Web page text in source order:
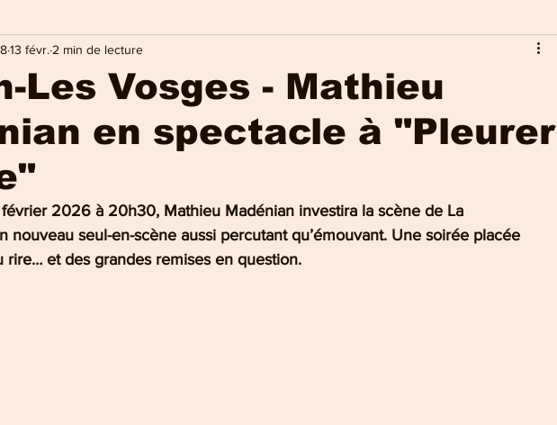
Dommartin Vecoux
Vosges Sports en vosges Mirecourt Culture en vosges Gérardmer
Les Vosges - Mathieu
en spectacle à "Pleurer
13 févr. 2 min de lecture
2026 à 20h30, Mathieu Madénian investira la scène de La
nouveau seul-en-scène aussi percutant qu’émouvant. Une soirée placée
rire… et des grandes remises en question.